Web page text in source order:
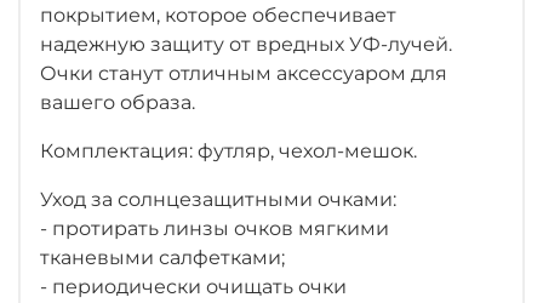
покрытием, которое обеспечивает
надежную защиту от вредных УФ-лучей.
Очки станут отличным аксессуаром для
вашего образа.
Комплектация: футляр, чехол-мешок.
Уход за солнцезащитными очками:
- протирать линзы очков мягкими
тканевыми салфетками;
- периодически очищать очки